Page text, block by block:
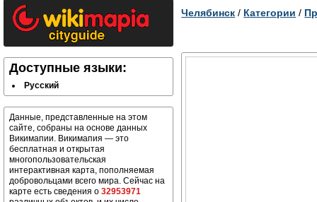
Доступные языки:
Русский
Данные, представленные на этом
сайте, собраны на основе данных
Викимапии. Викимапия — это
бесплатная и открытая
многопользовательская
интерактивная карта, пополняемая
добровольцами всего мира. Сейчас на
карте есть сведения о32953971
Челябинск / Категории /